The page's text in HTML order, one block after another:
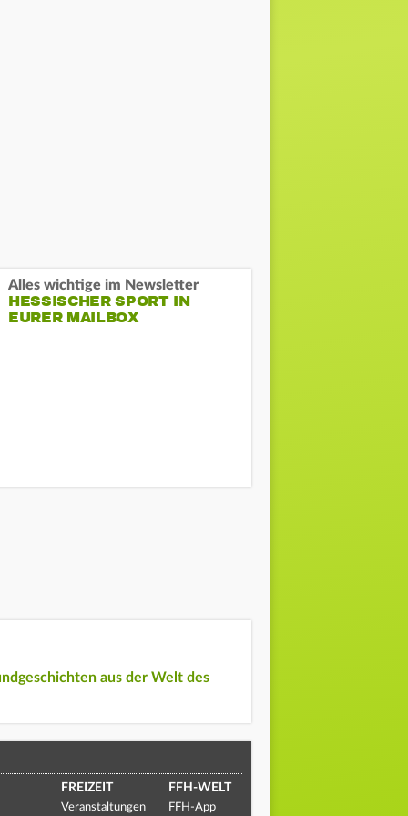
Alles wichtige im Newsletter
HESSISCHER SPORT IN
EURER MAILBOX
aus der Welt des
FREIZEIT
Veranstaltungen
FFH-WELT
FFH-App